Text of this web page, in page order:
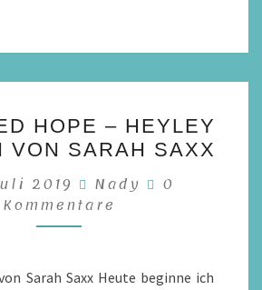
HOPE
HEYLEY
&
AARON
SARAH
HOPE – HEYLEY
VON SARAH SAXX
2019 Nady
0
Kommentare
Sarah Saxx Heute beginne ich